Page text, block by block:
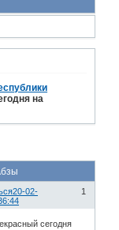
на
1
20-02-
сегодня